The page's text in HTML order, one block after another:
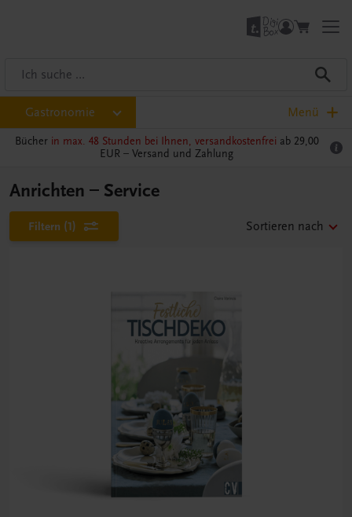
Gastronomie Menü
Bücher in max. 48 Stunden bei Ihnen, versandkostenfrei ab 29,00
EUR – Versand und Zahlung
Anrichten – Service
Filtern (1) Sortieren nach